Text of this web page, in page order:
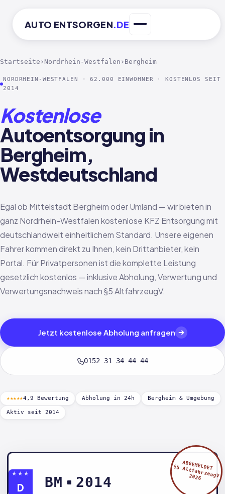
AUTO ENTSORGEN.DE
Startseite › Nordrhein-Westfalen › Bergheim
NORDRHEIN-WESTFALEN · 62.000 EINWOHNER · KOSTENLOS SEIT
2014
Kostenlose
Autoentsorgung in
Bergheim,
Westdeutschland
Egal ob Mittelstadt Bergheim oder Umland — wir bieten in
ganz Nordrhein-Westfalen kostenlose KFZ Entsorgung mit
deutschlandweit einheitlichem Standard. Unsere eigenen
Fahrer kommen direkt zu Ihnen, kein Drittanbieter, kein
Portal. Für Privatpersonen ist die komplette Leistung
gesetzlich kostenlos — inklusive Abholung, Verwertung und
Verwertungsnachweis nach §5 AltfahrzeugV.
Jetzt kostenlose Abholung anfragen
0152 31 34 44 44
★★★★★4,9 Bewertung Abholung in 24h Bergheim & Umgebung
Aktiv seit 2014
★★★
D BM 2014
ABGEMELDET
§5 AltfahrzeugV
2026